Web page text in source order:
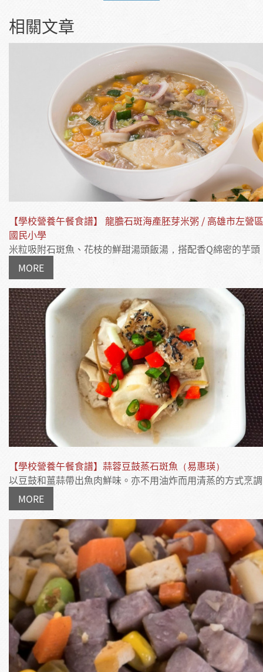
相關文章
【學校營養午餐食譜】 龍膽石斑海產胚芽米粥 / 高雄市左營
國民小學
米粒吸附石斑魚、花枝的鮮甜湯頭飯湯，搭配香Q綿密的芋頭
MORE
【學校營養午餐食譜】蒜蓉豆鼓蒸石斑魚（易惠瑛）
以豆鼓和薑蒜帶出魚肉鮮味。亦不用油炸而用清蒸的方式烹
MORE